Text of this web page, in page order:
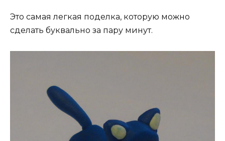
Это самая легкая поделка, которую можно
сделать буквально за пару минут.